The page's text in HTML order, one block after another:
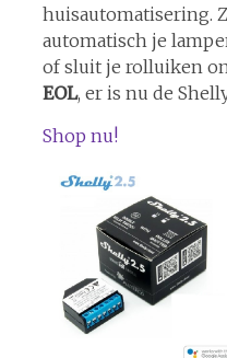
huisautomatisering.
automatisch je
of sluit je rolluiken
EOL, er is nu de
Shop nu!